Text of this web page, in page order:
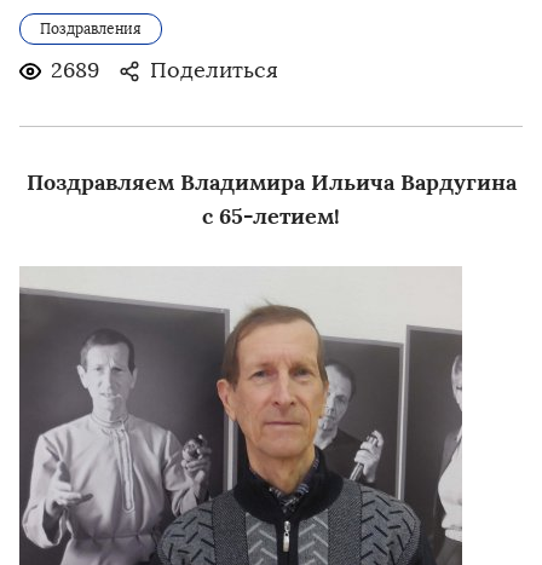
Поздравления
2689 Поделиться
Поздравляем Владимира Ильича Вардугина
с 65-летием!